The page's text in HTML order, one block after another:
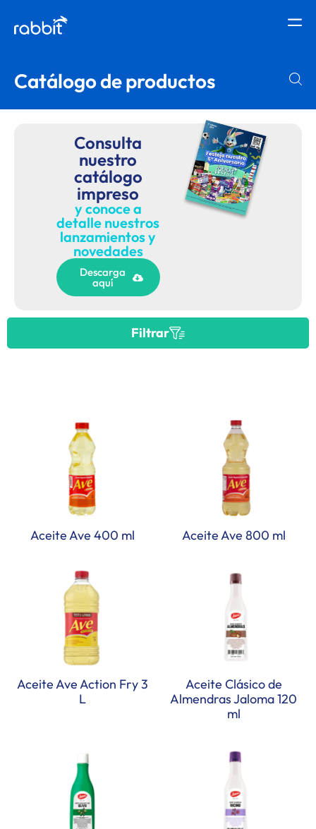
Catálogo de productos
Consulta
nuestro
catálogo
impreso
y conoce a
detalle nuestros
lanzamientos y
novedades
Descarga
aquí
Filtrar
Aceite Ave 400 ml Aceite Ave 800 ml
Aceite Ave Action Fry 3
L
Aceite Clásico de
Almendras Jaloma 120
ml